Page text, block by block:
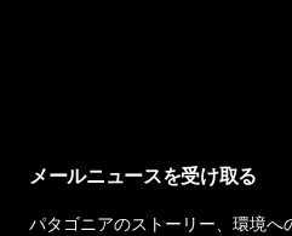
メールニュースを受け取る
パタゴニアのストーリー、環境へ